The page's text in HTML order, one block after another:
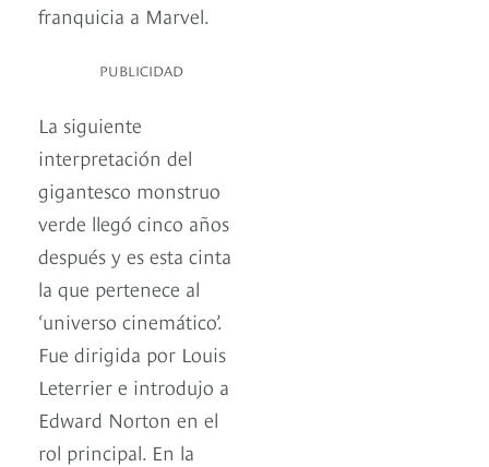
franquicia a Marvel.
PUBLICIDAD
La siguiente
interpretación del
gigantesco monstruo
verde llegó cinco años
después y es esta cinta
la que pertenece al
‘universo cinemático’.
Fue dirigida por Louis
Leterrier e introdujo a
Edward Norton en el
rol principal. En la